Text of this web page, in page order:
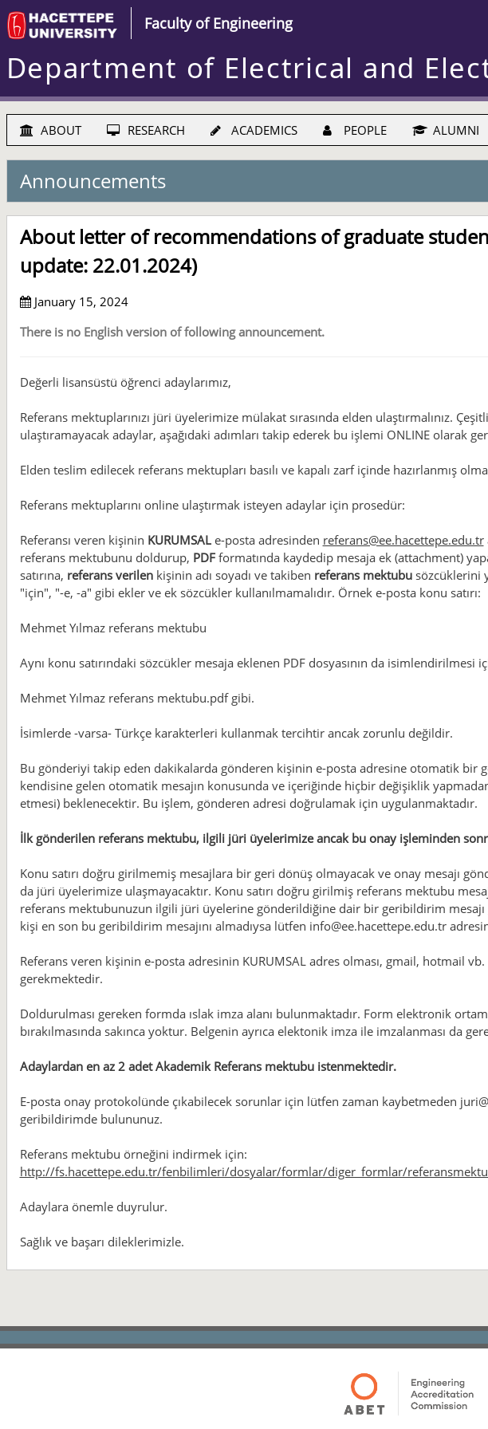
Faculty of Engineering
Department of Electrical and
ABOUT RESEARCH ACADEMICS PEOPLE ALUMNI
Announcements
About letter of recommendations of graduate
update: 22.01.2024)
January 15, 2024
There is no English version of following announcement.
Değerli lisansüstü öğrenci adaylarımız,
Referans mektuplarınızı jüri üyelerimize mülakat sırasında elden ulaştırmalınız.
ulaştıramayacak adaylar, aşağıdaki adımları takip ederek bu işlemi ONLINE olarak
Elden teslim edilecek referans mektupları basılı ve kapalı zarf içinde hazırlanmış
Referans mektuplarını online ulaştırmak isteyen adaylar için prosedür:
Referansı veren kişinin KURUMSALe-posta adresinden referans@ee.hacettepe.edu.tr
referans mektubunu doldurup, PDFformatında kaydedip mesaja ek (attachment)
satırına, referans verilenkişinin adı soyadı ve takiben referans mektubusözcüklerini
"için", "-e, -a" gibi ekler ve ek sözcükler kullanılmamalıdır. Örnek e-posta konu satırı:
Mehmet Yılmaz referans mektubu
Aynı konu satırındaki sözcükler mesaja eklenen PDF dosyasının da isimlendirilmesi
Mehmet Yılmaz referans mektubu.pdf gibi.
İsimlerde -varsa- Türkçe karakterleri kullanmak tercihtir ancak zorunlu değildir.
Bu gönderiyi takip eden dakikalarda gönderen kişinin e-posta adresine otomatik bir
kendisine gelen otomatik mesajın konusunda ve içeriğinde hiçbir değişiklik
etmesi) beklenecektir. Bu işlem, gönderen adresi doğrulamak için uygulanmaktadır.
İlk gönderilen referans mektubu, ilgili jüri üyelerimize ancak bu onay işleminden
Konu satırı doğru girilmemiş mesajlara bir geri dönüş olmayacak ve onay mesajı
da jüri üyelerimize ulaşmayacaktır. Konu satırı doğru girilmiş referans mektubu
referans mektubunuzun ilgili jüri üyelerine gönderildiğine dair bir geribildirim mesajı
kişi en son bu geribildirim mesajını almadıysa lütfen info@ee.hacettepe.edu.tr
Referans veren kişinin e-posta adresinin KURUMSAL adres olması, gmail, hotmail
gerekmektedir.
Doldurulması gereken formda ıslak imza alanı bulunmaktadır. Form elektronik
bırakılmasında sakınca yoktur. Belgenin ayrıca elektonik imza ile imzalanması da
Adaylardan en az 2 adet Akademik Referans mektubu istenmektedir.
E-posta onay protokolünde çıkabilecek sorunlar için lütfen zaman kaybetmeden
geribildirimde bulununuz.
Referans mektubu örneğini indirmek için:
http://fs.hacettepe.edu.tr/fenbilimleri/dosyalar/formlar/diger_formlar/
Adaylara önemle duyrulur.
Sağlık ve başarı dileklerimizle.